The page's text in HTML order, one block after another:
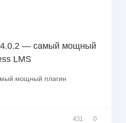
— самый мощный
LMS
мощный плагин
431 0